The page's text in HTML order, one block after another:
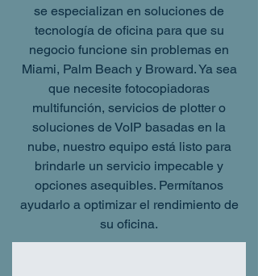
se especializan en soluciones de
tecnología de oficina para que su
negocio funcione sin problemas en
Miami, Palm Beach y Broward. Ya sea
que necesite fotocopiadoras
multifunción, servicios de plotter o
soluciones de VoIP basadas en la
nube, nuestro equipo está listo para
brindarle un servicio impecable y
opciones asequibles. Permítanos
ayudarlo a optimizar el rendimiento de
su oficina.